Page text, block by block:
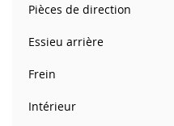
Pièces de direction
Essieu arrière
Frein
Intérieur